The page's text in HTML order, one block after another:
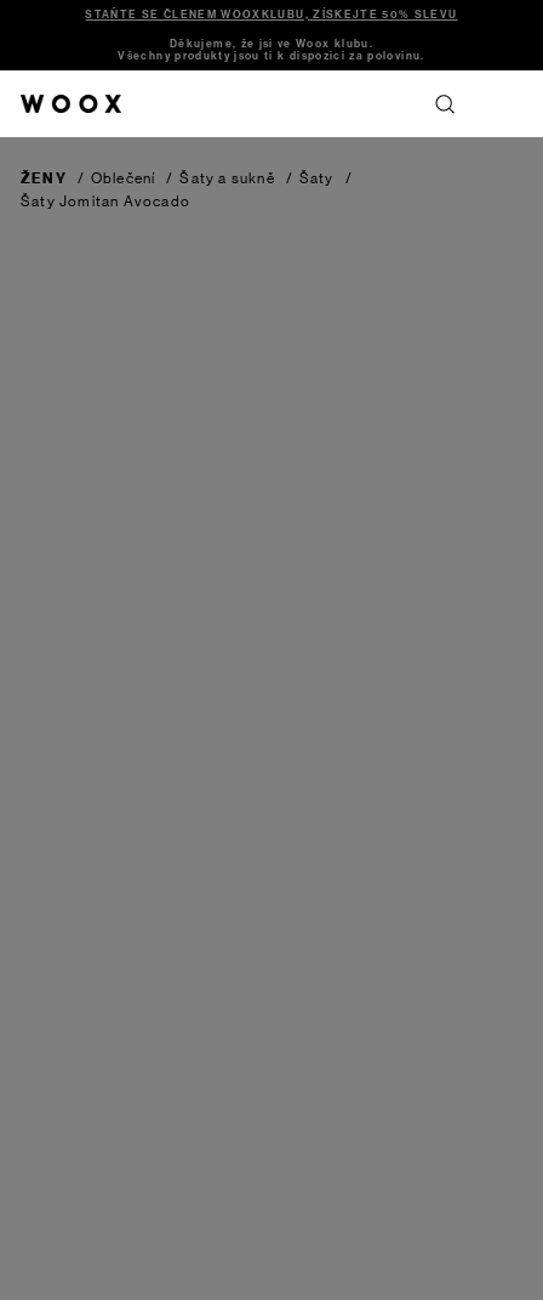
STAŇTE SE ČLENEM WOOXKLUBU, ZÍSKEJTE 50% SLEVU
Děkujeme, že jsi ve Woox klubu.
Všechny produkty jsou ti k dispozici za polovinu.
ŽENY / Oblečení / Šaty a sukně / Šaty
/
Šaty Jomitan Avocado